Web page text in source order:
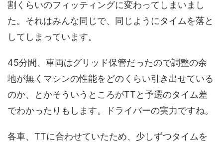
割くらいのフィッティングに変わってしまいまし
た。それはみんな同じで、同じようにタイムを落と
してしまっています。
45分間、車両はグリッド保管だったので調整の余
地が無くマシンの性能をどのくらい引き出せている
のか、とかそういうところがTTと予選のタイム差
でわかったりもします。ドライバーの実力ですね。
各車、TTに合わせていたため、少しずつタイムを